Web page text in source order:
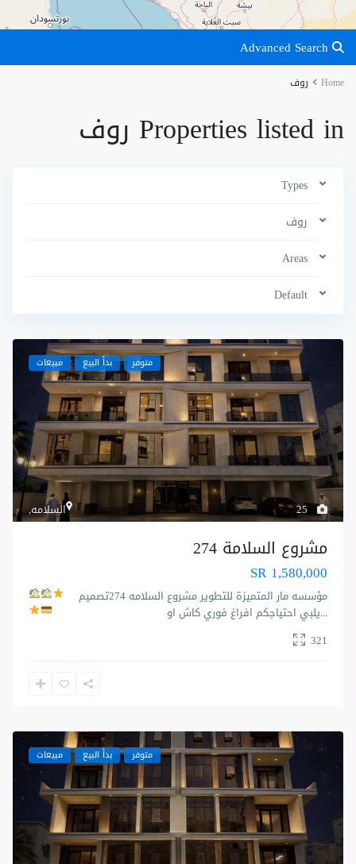
Advanced Search
Home روف
Properties listed in روف
Types
روف
Areas
Default
25 السلامه,
مبيعات بدأ البيع متوفر
مشروع السلامة 274
SR 1,580,000
مؤسسه مار المتميزة للتطويرمشروع السلامه 274
تصميم
يلبي احتياجكم افراغ فوري كاش او
...
321
مبيعات بدأ البيع متوفر